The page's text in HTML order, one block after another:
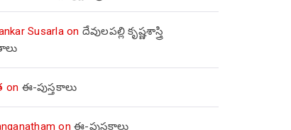
Susarlaon దేవులపల్లి కృష్ణశాస్త్రి
on ఈ-పుస్తకాలు
onఈ-పుస్తకాలు